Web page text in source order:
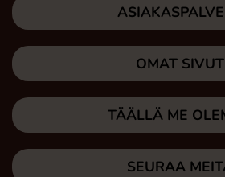
OMAT SIVUT
TÄÄLLÄ ME
SEURAA